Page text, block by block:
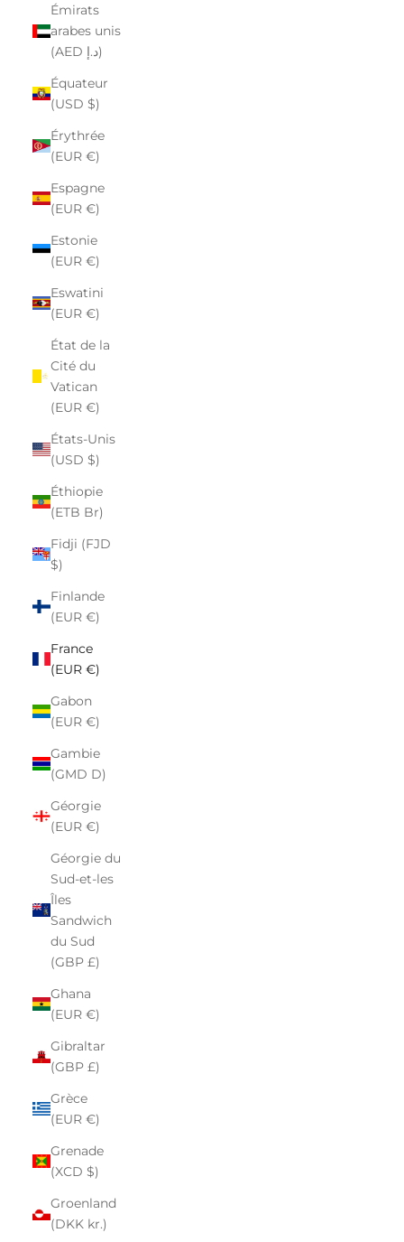
Émirats
arabes unis
(AED د.إ)
Équateur
(USD $)
Érythrée
(EUR €)
Espagne
(EUR €)
Estonie
(EUR €)
Eswatini
(EUR €)
État de la
Cité du
Vatican
(EUR €)
États-Unis
(USD $)
Éthiopie
(ETB Br)
Fidji (FJD
$)
Finlande
(EUR €)
France
(EUR €)
Gabon
(EUR €)
Gambie
(GMD D)
Géorgie
(EUR €)
Géorgie du
Sud-et-les
Îles
Sandwich
du Sud
(GBP £)
Ghana
(EUR €)
Gibraltar
(GBP £)
Grèce
(EUR €)
Grenade
(XCD $)
Groenland
(DKK kr.)